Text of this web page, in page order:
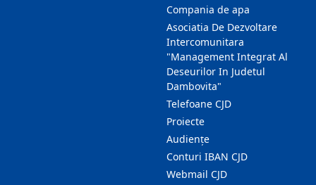
Compania de apa
Asociatia De Dezvoltare
Intercomunitara
"Management Integrat Al
Deseurilor In Judetul
Dambovita"
Telefoane CJD
Proiecte
Audienţe
Conturi IBAN CJD
Webmail CJD